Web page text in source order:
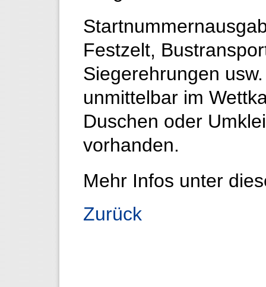
Festzelt,
Siegerehrungen
unmittelbar im
Duschen oder
vorhanden.
Mehr Infos unter
Zurück